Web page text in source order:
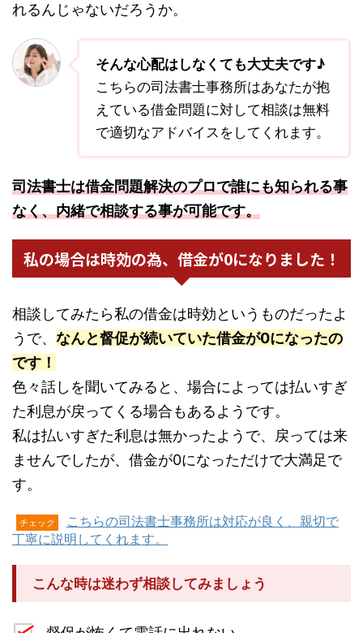
れるんじゃないだろうか。
そんな心配はしなくても大丈夫です♪
こちらの司法書士事務所はあなたが抱
えている借金問題に対して相談は無料
で適切なアドバイスをしてくれます。
司法書士は借金問題解決のプロで誰にも知られる事
なく、内緒で相談する事が可能です。
私の場合は時効の為、借金が0になりました！
相談してみたら私の借金は時効というものだったよ
うで、 なんと督促が続いていた借金が0になったの
です！
色々話しを聞いてみると、場合によっては払いすぎ
た利息が戻ってくる場合もあるようです。
私は払いすぎた利息は無かったようで、戻っては来
ませんでしたが、借金が0になっただけで大満足で
す。
チェック
こちらの司法書士事務所は対応が良く、親切で
丁寧に説明してくれます。
こんな時は迷わず相談してみましょう